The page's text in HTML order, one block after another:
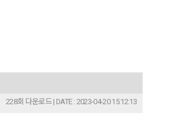
228회 다운로드 | DATE : 2023-04-20 15:12:13